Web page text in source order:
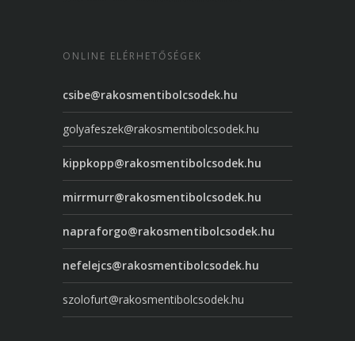
ONLINE ELÉRHETŐSÉGEK
csibe@rakosmentibolcsodek.hu
golyafeszek@rakosmentibolcsodek.hu
kippkopp@rakosmentibolcsodek.hu
mirrmurr@rakosmentibolcsodek.hu
napraforgo@rakosmentibolcsodek.hu
nefelejcs@rakosmentibolcsodek.hu
szolofurt@rakosmentibolcsodek.hu